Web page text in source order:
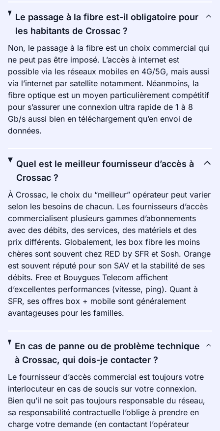
Le passage à la fibre est-il obligatoire pour
les habitants de Crossac ?
Non, le passage à la fibre est un choix commercial qui
ne peut pas être imposé. L’accès à internet est
possible via les réseaux mobiles en 4G/5G, mais aussi
via l’internet par satellite notamment. Néanmoins, la
fibre optique est un moyen particulièrement compétitif
pour s’assurer une connexion ultra rapide de 1 à 8
Gb/s aussi bien en téléchargement qu’en envoi de
données.
Quel est le meilleur fournisseur d’accès à
Crossac ?
À Crossac, le choix du “meilleur” opérateur peut varier
selon les besoins de chacun. Les fournisseurs d’accès
commercialisent plusieurs gammes d’abonnements
avec des débits, des services, des matériels et des
prix différents. Globalement, les box fibre les moins
chères sont souvent chez RED by SFR et Sosh. Orange
est souvent réputé pour son SAV et la stabilité de ses
débits. Free et Bouygues Telecom affichent
d’excellentes performances (vitesse, ping). Quant à
SFR, ses offres box + mobile sont généralement
avantageuses pour les familles.
En cas de panne ou de problème technique
à Crossac, qui dois-je contacter ?
Le fournisseur d’accès commercial est toujours votre
interlocuteur en cas de soucis sur votre connexion.
Bien qu’il ne soit pas toujours responsable du réseau,
sa responsabilité contractuelle l’oblige à prendre en
charge votre demande (en contactant l’opérateur